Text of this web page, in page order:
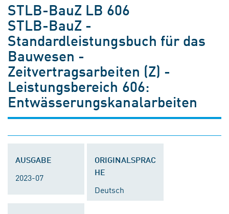
STLB-BauZ LB 606
STLB-BauZ -
Standardleistungsbuch für das
Bauwesen -
Zeitvertragsarbeiten (Z) -
Leistungsbereich 606:
Entwässerungskanalarbeiten
AUSGABE
2023-07
ORIGINALSPRAC
HE
Deutsch